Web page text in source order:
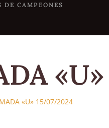
DE CAMPEONES
«U» 15/07/2024